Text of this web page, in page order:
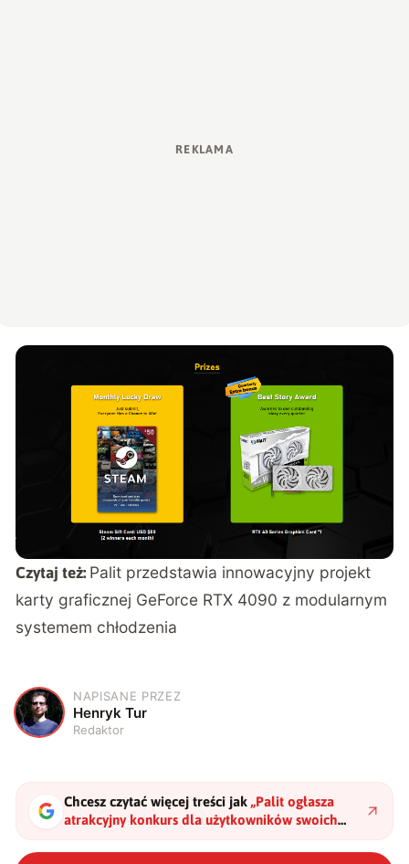
Czytaj też: Palit przedstawia innowacyjny projekt
karty graficznej GeForce RTX 4090 z modularnym
systemem chłodzenia
H
NAPISANE PRZEZ
Henryk Tur
Redaktor
Chcesz czytać więcej treści jak „Palit ogłasza
atrakcyjny konkurs dla użytkowników swoich
kart graficznych"?